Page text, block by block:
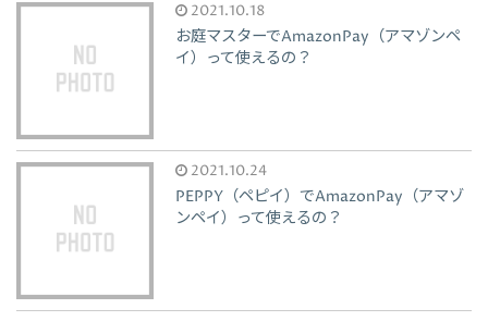
2021.10.18
お庭マスターでAmazonPay（アマゾンペ
イ）って使えるの？
2021.10.24
PEPPY（ペピイ）でAmazonPay（アマゾ
ンペイ）って使えるの？